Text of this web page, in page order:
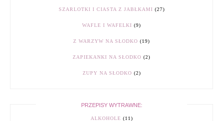
SZARLOTKI I CIASTA Z JABŁKAMI (27)
WAFLE I WAFELKI (9)
Z WARZYW NA SŁODKO (19)
ZAPIEKANKI NA SŁODKO (2)
ZUPY NA SŁODKO (2)
PRZEPISY WYTRAWNE:
ALKOHOLE (11)